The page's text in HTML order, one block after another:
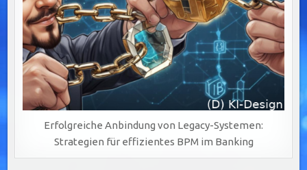
Erfolgreiche Anbindung von Legacy-Systemen:
Strategien für effizientes BPM im Banking